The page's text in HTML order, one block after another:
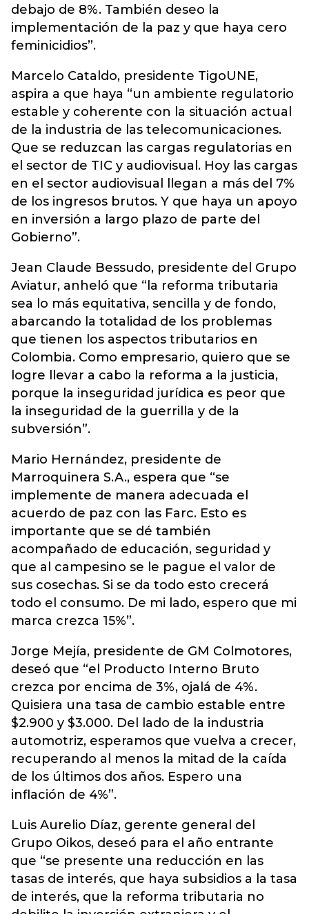
debajo de 8%. También deseo la
implementación de la paz y que haya cero
feminicidios”.
Marcelo Cataldo, presidente TigoUNE,
aspira a que haya “un ambiente regulatorio
estable y coherente con la situación actual
de la industria de las telecomunicaciones.
Que se reduzcan las cargas regulatorias en
el sector de TIC y audiovisual. Hoy las cargas
en el sector audiovisual llegan a más del 7%
de los ingresos brutos. Y que haya un apoyo
en inversión a largo plazo de parte del
Gobierno”.
Jean Claude Bessudo, presidente del Grupo
Aviatur, anheló que “la reforma tributaria
sea lo más equitativa, sencilla y de fondo,
abarcando la totalidad de los problemas
que tienen los aspectos tributarios en
Colombia. Como empresario, quiero que se
logre llevar a cabo la reforma a la justicia,
porque la inseguridad jurídica es peor que
la inseguridad de la guerrilla y de la
subversión”.
Mario Hernández, presidente de
Marroquinera S.A., espera que “se
implemente de manera adecuada el
acuerdo de paz con las Farc. Esto es
importante que se dé también
acompañado de educación, seguridad y
que al campesino se le pague el valor de
sus cosechas. Si se da todo esto crecerá
todo el consumo. De mi lado, espero que mi
marca crezca 15%”.
Jorge Mejía, presidente de GM Colmotores,
deseó que “el Producto Interno Bruto
crezca por encima de 3%, ojalá de 4%.
Quisiera una tasa de cambio estable entre
$2.900 y $3.000. Del lado de la industria
automotriz, esperamos que vuelva a crecer,
recuperando al menos la mitad de la caída
de los últimos dos años. Espero una
inflación de 4%”.
Luis Aurelio Díaz, gerente general del
Grupo Oikos, deseó para el año entrante
que “se presente una reducción en las
tasas de interés, que haya subsidios a la tasa
de interés, que la reforma tributaria no